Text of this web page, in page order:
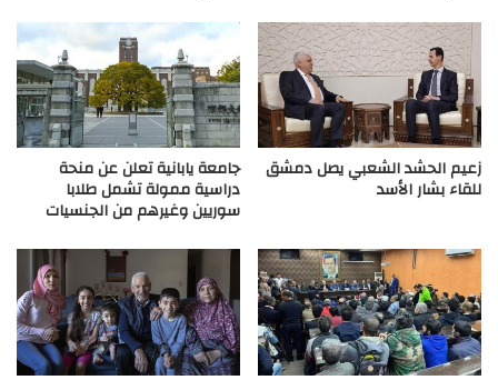
زعيم الحشد الشعبي يصل دمشق
للقاء بشار الأسد
جامعة يابانية تعلن عن منحة
دراسية ممولة تشمل طلابا
سوريين وغيرهم من الجنسيات